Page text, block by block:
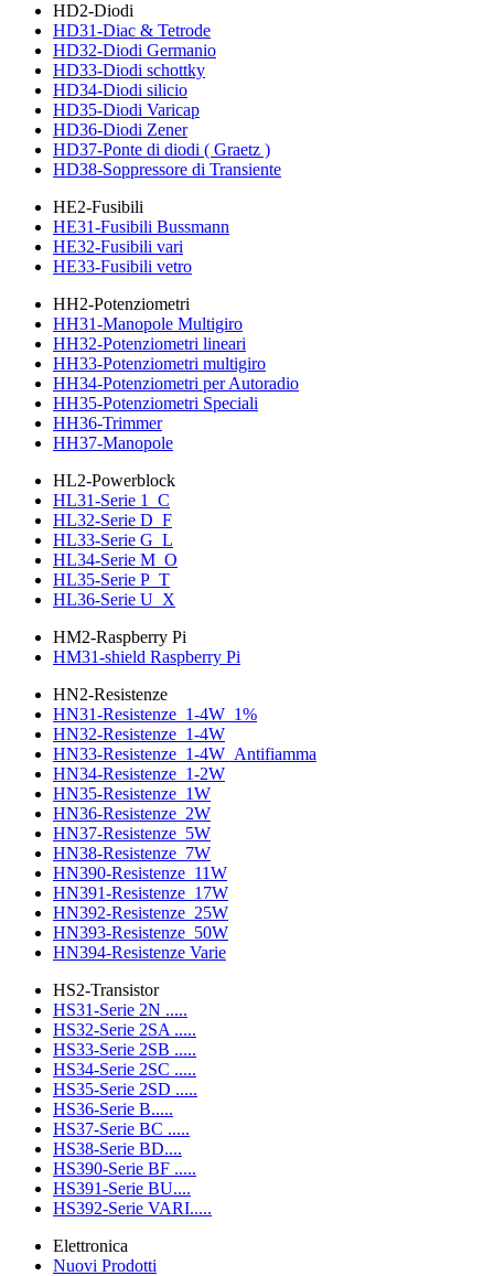
HD2-Diodi
HD31-Diac & Tetrode
HD32-Diodi Germanio
HD33-Diodi schottky
HD34-Diodi silicio
HD35-Diodi Varicap
HD36-Diodi Zener
HD37-Ponte di diodi ( Graetz )
HD38-Soppressore di Transiente
HE2-Fusibili
HE31-Fusibili Bussmann
HE32-Fusibili vari
HE33-Fusibili vetro
HH2-Potenziometri
HH31-Manopole Multigiro
HH32-Potenziometri lineari
HH33-Potenziometri multigiro
HH34-Potenziometri per Autoradio
HH35-Potenziometri Speciali
HH36-Trimmer
HH37-Manopole
HL2-Powerblock
HL31-Serie 1_C
HL32-Serie D_F
HL33-Serie G_L
HL34-Serie M_O
HL35-Serie P_T
HL36-Serie U_X
HM2-Raspberry Pi
HM31-shield Raspberry Pi
HN2-Resistenze
HN31-Resistenze_1-4W_1%
HN32-Resistenze_1-4W
HN33-Resistenze_1-4W_Antifiamma
HN34-Resistenze_1-2W
HN35-Resistenze_1W
HN36-Resistenze_2W
HN37-Resistenze_5W
HN38-Resistenze_7W
HN390-Resistenze_11W
HN391-Resistenze_17W
HN392-Resistenze_25W
HN393-Resistenze_50W
HN394-Resistenze Varie
HS2-Transistor
HS31-Serie 2N .....
HS32-Serie 2SA .....
HS33-Serie 2SB .....
HS34-Serie 2SC .....
HS35-Serie 2SD .....
HS36-Serie B.....
HS37-Serie BC .....
HS38-Serie BD....
HS390-Serie BF .....
HS391-Serie BU....
HS392-Serie VARI.....
Elettronica
Nuovi Prodotti